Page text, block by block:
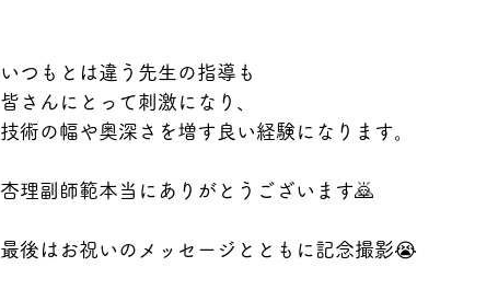
いつもとは違う先生の指導も
皆さんにとって刺激になり、
技術の幅や奥深さを増す良い経験になります。
杏理副師範本当にありがとうございます🙇
最後はお祝いのメッセージとともに記念撮影😭